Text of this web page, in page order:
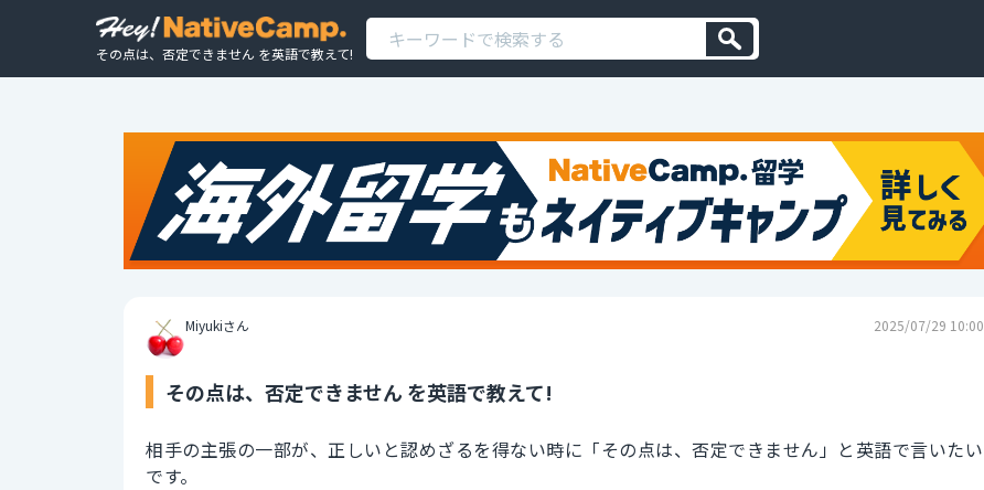
その点は、否定できません を英語で教えて!
Miyukiさん 2025/07/29 10:00
その点は、否定できません を英語で教えて!
相手の主張の一部が、正しいと認めざるを得ない時に「その点は、否定できません」と英語で言いたい
です。